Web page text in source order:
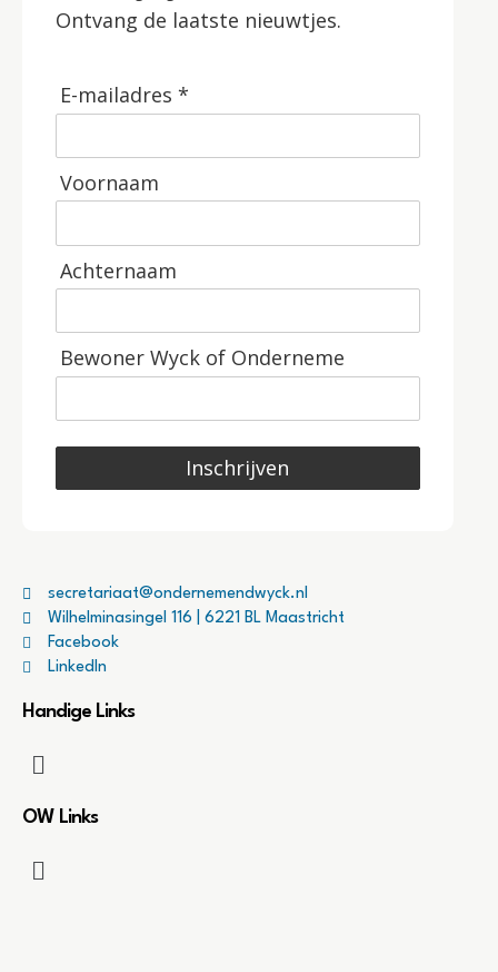
Ontvang de laatste nieuwtjes.
E-mailadres *
Voornaam
Achternaam
Bewoner Wyck of Onderneme
Inschrijven
secretariaat@ondernemendwyck.nl
Wilhelminasingel 116 | 6221 BL Maastricht
Facebook
LinkedIn
Handige Links
OW Links